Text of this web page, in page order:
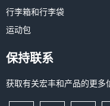
行李箱和行李袋
运动包
保持联系
获取有关宏丰和产品的更多